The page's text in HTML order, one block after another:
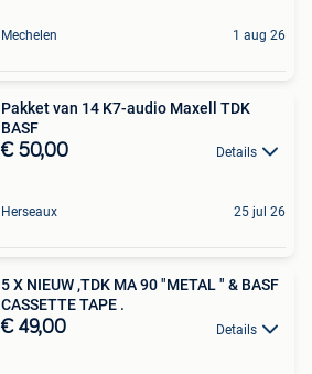
Mechelen 1 aug 26
Pakket van 14 K7-audio Maxell TDK
BASF
€ 50,00 Details
Herseaux 25 jul 26
5 X NIEUW ,TDK MA 90 "METAL " & BASF
CASSETTE TAPE .
€ 49,00 Details